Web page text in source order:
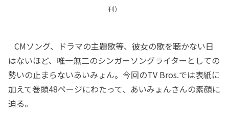
刊）
CMソング、ドラマの主題歌等、彼女の歌を聴かない日
はないほど、唯一無二のシンガーソングライターとしての
勢いの止まらないあいみょん。今回のTV Bros.では表紙に
加えて巻頭48ページにわたって、あいみょんさんの素顔に
迫る。